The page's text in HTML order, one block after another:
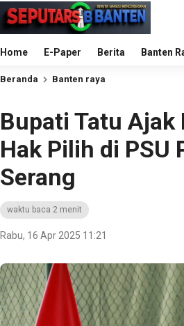
Home E-Paper Berita Banten
Beranda Banten raya
Bupati Tatu Ajak
Hak Pilih di PSU
Serang
waktu baca 2 menit
Rabu, 16 Apr 2025 11:21